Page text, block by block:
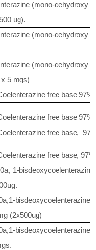
(mono-dehydroxy
ug).
(mono-dehydroxy
(mono-dehydroxy
5 mgs)
free base 97%
free base
free base,
free base,
1-
(2x500ug)